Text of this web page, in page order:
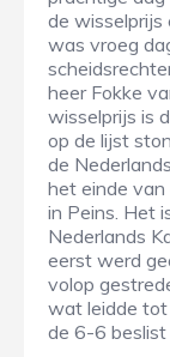
de wisselprijs
was vroeg
heer Fokke
wisselprijs is
op de lijst
de
het einde van
in Peins. Het
Nederlands
eerst werd
volop
wat leidde tot
de 6-6 beslist